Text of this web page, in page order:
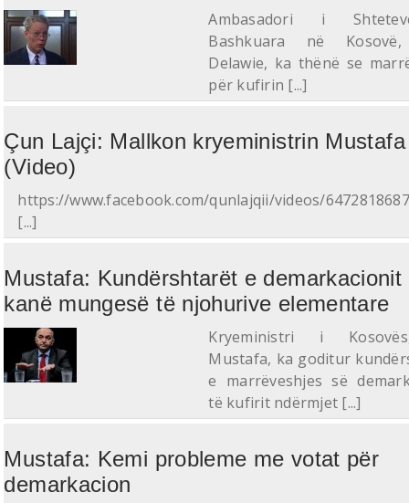
Ambasadori i
Bashkuara në
Delawie, ka thënë se
për kufirin [...]
Çun Lajçi: Mallkon kryeministrin Mustafa
(Video)
https://www.facebook.com/qunlajqii/videos/
[...]
Mustafa: Kundërshtarët e demarkacionit
kanë mungesë të njohurive elementare
Kryeministri i
Mustafa, ka goditur
e marrëveshjes së
të kufirit ndërmjet [...]
Mustafa: Kemi probleme me votat për
demarkacion